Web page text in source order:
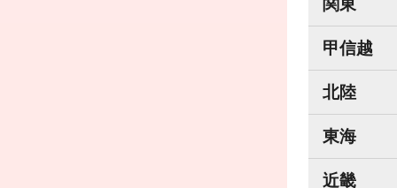
関東
甲信越
北陸
東海
近畿